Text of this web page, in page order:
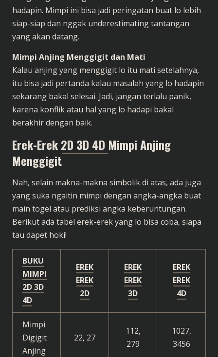
hadapin. Mimpi ini bisa jadi peringatan buat lo lebih
siap-siap dan nggak underestimating tantangan
yang akan datang.
Mimpi Anjing Menggigit dan Mati
Kalau anjing yang menggigit lo itu mati setelahnya,
itu bisa jadi pertanda kalau masalah yang lo hadapin
sekarang bakal selesai. Jadi, jangan terlalu panik,
karena konflik atau hal yang lo hadapi bakal
berakhir dengan baik.
Erek-Erek 2D 3D 4D Mimpi Anjing
Menggigit
Nah, selain makna-makna simbolik di atas, ada juga
yang suka ngaitin mimpi dengan angka-angka buat
main togel atau prediksi angka keberuntungan.
Berikut ada tabel erek-erek yang lo bisa coba, siapa
tau dapet hoki!
BUKU
MIMPI
2D3D
4D
EREK
EREK
2D
EREK
EREK
3D
EREK
EREK
4D
Mimpi
Digigit
Anjing
22, 27
112,
279
1027,
3456